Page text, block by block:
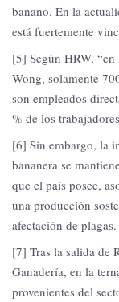
banano. En la
está fuertemente
[5] Según HRW,
Wong, solamente
son empleados
% de los
[6] Sin embargo, la
bananera se
que el país posee,
una producción
afectación de plagas.
[7] Tras la salida de
Ganadería, en la
provenientes del